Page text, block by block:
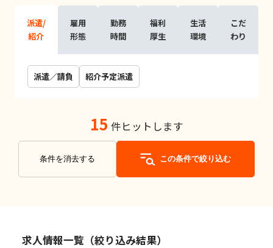
派遣/
紹介
雇用
形態
勤務
時間
福利
厚生
生活
環境
こだ
わり
派遣／請負 紹介予定派遣
15 件ヒットします
条件を消去する この条件で絞り込む
求人情報一覧（絞り込み結果）